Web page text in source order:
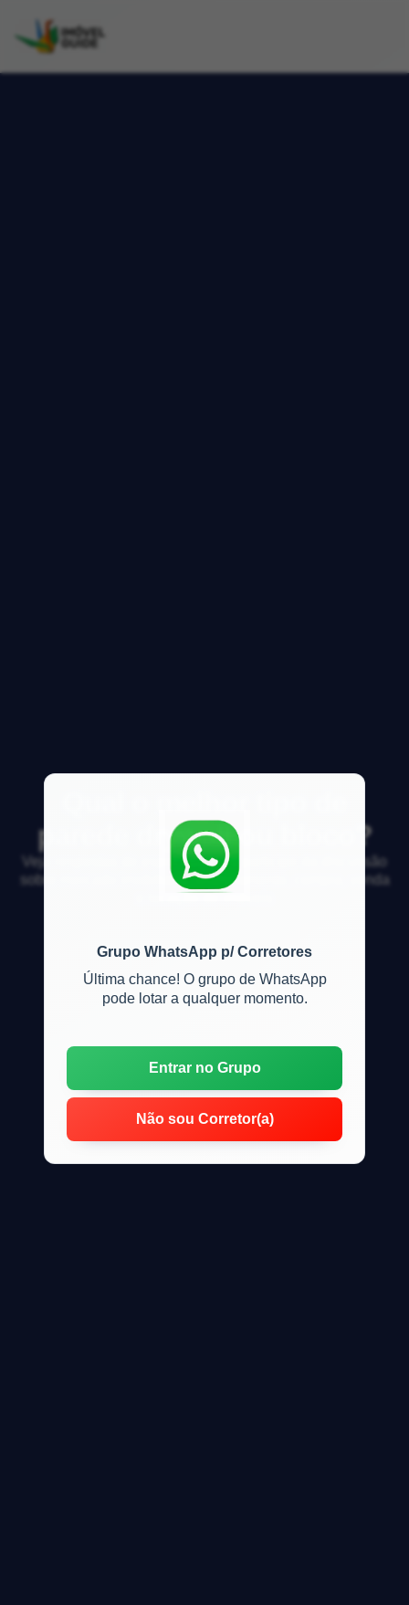
Grupo WhatsApp p/ Corretores
Última chance! O grupo de WhatsApp
pode lotar a qualquer momento.
Entrar no Grupo
Não sou Corretor(a)
parede drywall ou bloco?
Veja respostas de especialistas e participe da discussão
sobre mercado imobiliário, financiamento, compra, venda
e locação de imóveis